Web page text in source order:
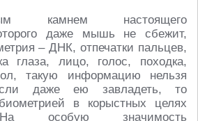
камнем настоящего
даже мышь не сбежит,
– ДНК, отпечатки пальцев,
глаза, лицо, голос, походка,
такую информацию нельзя
даже ею завладеть, то
в корыстных целях
особую значимость